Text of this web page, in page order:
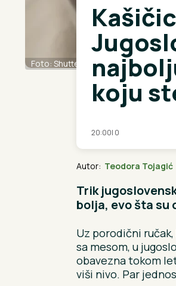
Foto: Shutterstock
koju
20:00| 0
Autor: Teodora Tojagić
Trik
bolja, evo šta su
Uz porodični
sa mesom, u
obavezna tokom
viši nivo. Par